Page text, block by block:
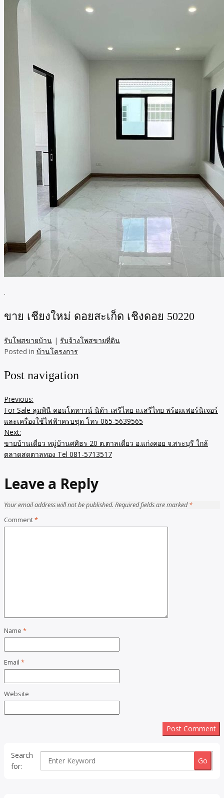
.
ขาย เชียงใหม่ ดอยสะเก็ด เชิงดอย 50220
รับโพสขายบ้าน | รับจ้างโพสขายที่ดิน
Posted in บ้านโครงการ
Post navigation
Previous:
For Sale ลุมพินี คอนโดทาวน์ นิด้า-เสรีไทย ถ.เสรีไทย พร้อมเฟอร์นิเจอร์
และเครื่องใช้ไฟฟ้าครบชุด โทร 065-5639565
Next:
ขายบ้านเดี่ยว หมู่บ้านศศิธร 20 ต.ตาลเดี่ยว อ.แก่งคอย จ.สระบุรี ใกล้
ตลาดสดตาลทอง Tel 081-5713517
Leave a Reply
Your email address will not be published. Required fields are marked*
Comment*
Name *
Email *
Website
Search
for: